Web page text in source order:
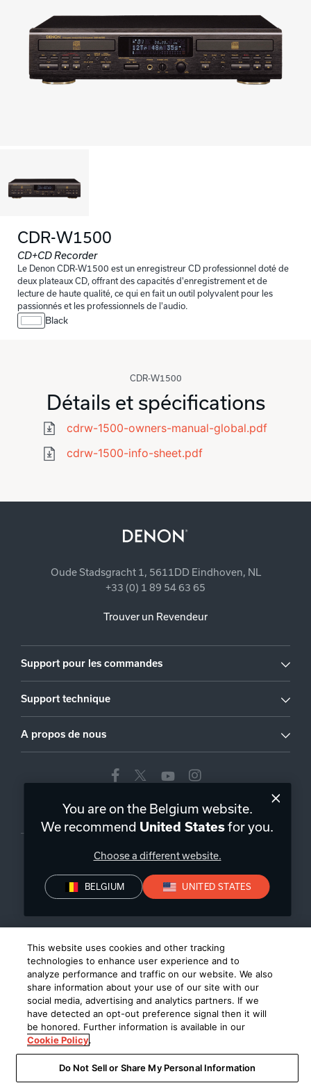
CDR-W1500
CD+CD Recorder
Le Denon CDR-W1500 est un enregistreur CD professionnel doté de
deux plateaux CD, offrant des capacités d'enregistrement et de
lecture de haute qualité, ce qui en fait un outil polyvalent pour les
passionnés et les professionnels de l'audio.
Black
CDR-W1500
Détails et spécifications
cdrw-1500-owners-manual-global.pdf
cdrw-1500-info-sheet.pdf
Oude Stadsgracht 1, 5611DD Eindhoven, NL
+33 (0) 1 89 54 63 65
Trouver un Revendeur
Support pour les commandes
Support technique
A propos de nous
Belgique|FR
Politique de confidentialité
Déclaration de conformité
You are on the Belgium website.
We recommend United Statesfor you.
Choose a different website.
BELGIUM UNITED STATES
This website uses cookies and other tracking
technologies to enhance user experience and to
analyze performance and traffic on our website. We also
share information about your use of our site with our
social media, advertising and analytics partners. If we
have detected an opt-out preference signal then it will
be honored. Further information is available in our
Cookie Policy.
Do Not Sell or Share My Personal Information